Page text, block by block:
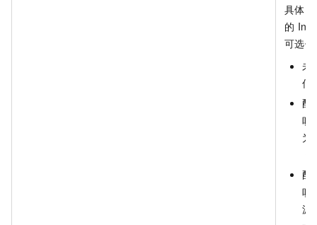
具体
的
可选
未
何
配
听
为
配
听
源